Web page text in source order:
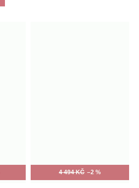
4 494 KČ –2 %